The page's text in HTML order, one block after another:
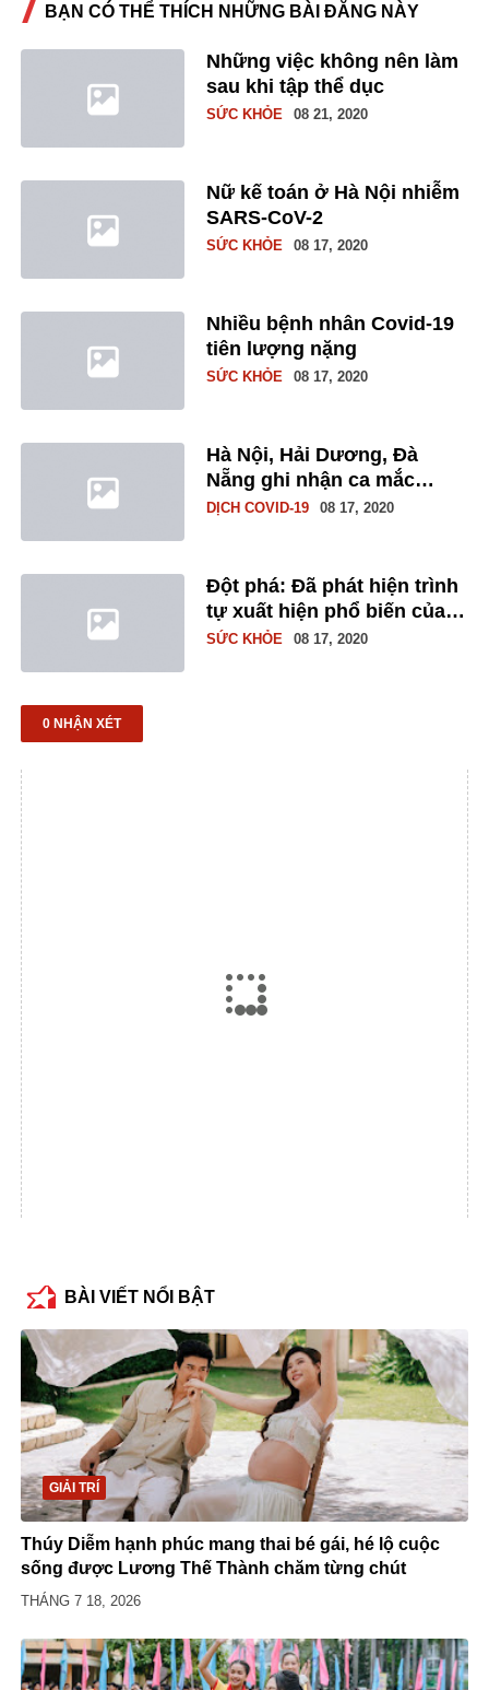
BẠN CÓ THỂ THÍCH NHỮNG BÀI ĐĂNG NÀY
Những việc không nên làm
sau khi tập thể dục
SỨC KHỎE 08 21, 2020
Nữ kế toán ở Hà Nội nhiễm
SARS-CoV-2
SỨC KHỎE 08 17, 2020
Nhiều bệnh nhân Covid-19
tiên lượng nặng
SỨC KHỎE 08 17, 2020
Hà Nội, Hải Dương, Đà
Nẵng ghi nhận ca mắc
Covid-19 mới
DỊCH COVID-19 08 17, 2020
Đột phá: Đã phát hiện trình
tự xuất hiện phổ biến của
các triệu chứng COVID-19,
SỨC KHỎE 08 17, 2020
0 NHẬN XÉT
BÀI VIẾT NỔI BẬT
GIẢI TRÍ
Thúy Diễm hạnh phúc mang thai bé gái, hé lộ cuộc
sống được Lương Thế Thành chăm từng chút
THÁNG 7 18, 2026